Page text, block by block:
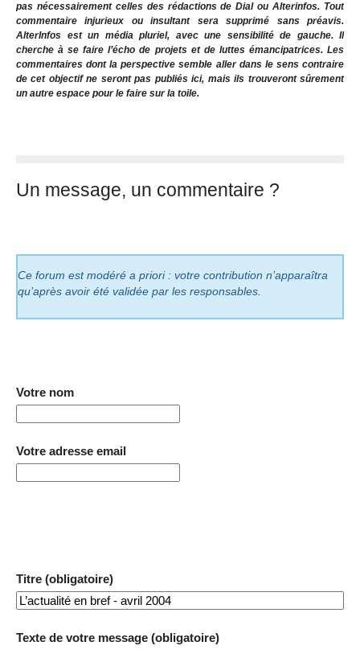
pas nécessairement celles des rédactions de Dial ou Alterinfos. Tout
commentaire injurieux ou insultant sera supprimé sans préavis.
AlterInfos est un média pluriel, avec une sensibilité de gauche. Il
cherche à se faire l’écho de projets et de luttes émancipatrices. Les
commentaires dont la perspective semble aller dans le sens contraire
de cet objectif ne seront pas publiés ici, mais ils trouveront sûrement
un autre espace pour le faire sur la toile.
Un message, un commentaire ?
Ce forum est modéré a priori : votre contribution n’apparaîtra
qu’après avoir été validée par les responsables.
Votre nom
Votre adresse email
Titre (obligatoire)
Texte de votre message (obligatoire)